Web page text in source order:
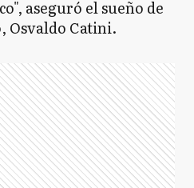
aseguró el sueño de
Osvaldo Catini.